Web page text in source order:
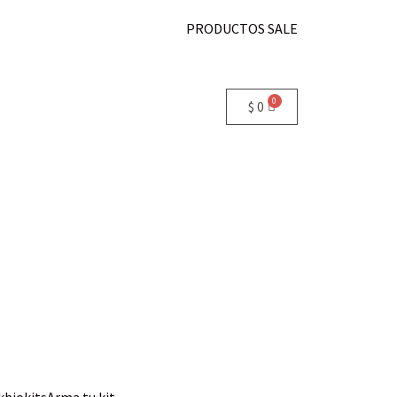
PRODUCTOS SALE
$ 0